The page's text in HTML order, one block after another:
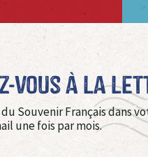
vous à La
Souvenir Français dans
une fois par mois.